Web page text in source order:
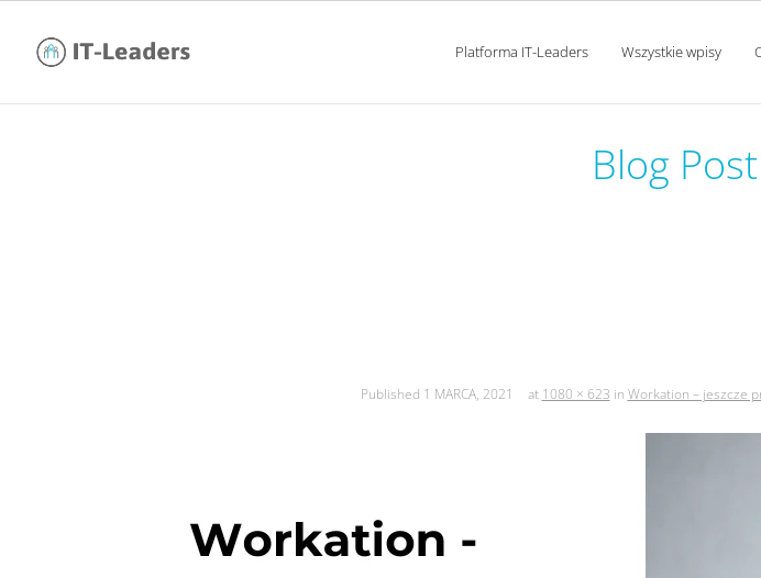
Platforma IT-Leaders Wszystkie wpisy
Blog
Published 1 MARCA, 2021 at 1080 × 623 in Workation – jeszcze